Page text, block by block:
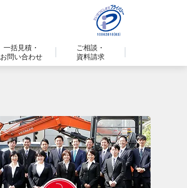
一括見積・
お問い合わせ
ご相談・
資料請求